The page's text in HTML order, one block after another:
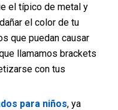
el típico de metal y
el color de tu
que puedan causar
llamamos brackets
con tus
para niños, ya